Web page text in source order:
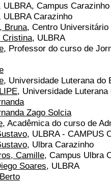
ULBRA, Campus Carazinho
ULBRA Carazinho
Bruna, Centro
Cristina, ULBRA
, Professor do curso de
, Universidade Luterana do
, Universidade
Zago Solcia
, Acadêmica do curso de
, ULBRA - CAMPUS
, Ulbra Carazinho
Camille, Campus Ulbra
Soares, ULBRA